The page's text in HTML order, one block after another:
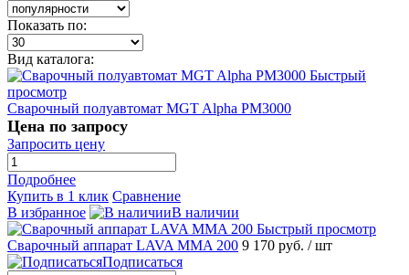
Показать по:
Вид каталога:
Быстрый
просмотр
Сварочный полуавтомат MGT Alpha PM3000
Цена по запросу
Запросить цену
Подробнее
Купить в 1 клик Сравнение
В избранное
В наличии
Быстрый просмотр
Сварочный аппарат LAVA MMA 200 9 170 руб. / шт
Подписаться